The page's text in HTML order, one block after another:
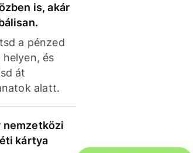
is, akár
a pénzed
helyen, és
át
alatt.
nemzetközi
kártya